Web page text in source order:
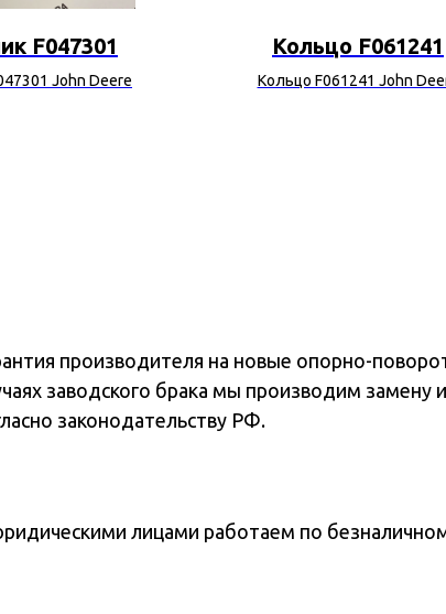
F047301
John Deere
Кольцо F061241
Кольцо F061241 John
производителя на новые опорно-
заводского брака мы производим замену
законодательству РФ.
лицами работаем по